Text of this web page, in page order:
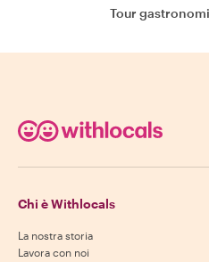
Tour
Chi è Withlocals
La nostra storia
Lavora con noi